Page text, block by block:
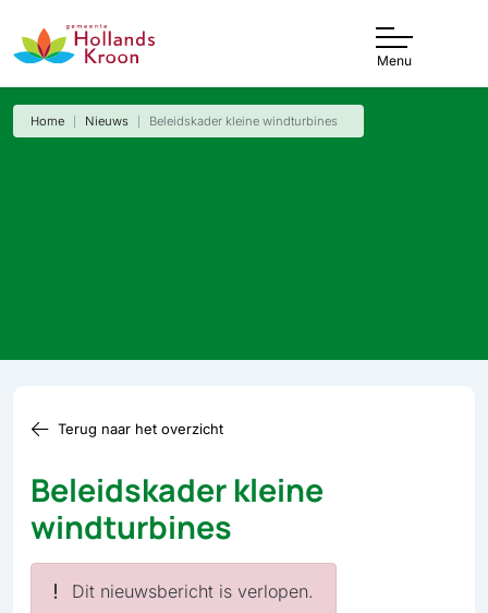
Menu
Home Nieuws Beleidskader kleine windturbines
Terug naar het overzicht
Beleidskader kleine
windturbines
Dit nieuwsbericht is verlopen.